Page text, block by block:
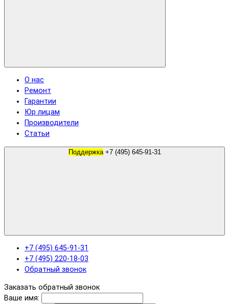
О нас
Ремонт
Гарантии
Юр лицам
Производители
Статьи
Поддержка
+7 (495) 645-91-31
+7 (495) 220-18-03
Обратный звонок
Заказать обратный звонок
Ваше имя: